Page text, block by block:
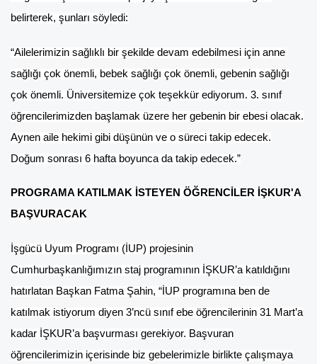
belirterek, şunları söyledi:
“Ailelerimizin sağlıklı bir şekilde devam edebilmesi için anne
sağlığı çok önemli, bebek sağlığı çok önemli, gebenin sağlığı
çok önemli. Üniversitemize çok teşekkür ediyorum. 3. sınıf
öğrencilerimizden başlamak üzere her gebenin bir ebesi olacak.
Aynen aile hekimi gibi düşünün ve o süreci takip edecek.
Doğum sonrası 6 hafta boyunca da takip edecek.”
PROGRAMA KATILMAK İSTEYEN ÖĞRENCİLER İŞKUR'A
BAŞVURACAK
İşgücü Uyum Programı (İUP) projesinin
Cumhurbaşkanlığımızın staj programının İŞKUR’a katıldığını
hatırlatan Başkan Fatma Şahin, “İUP programına ben de
katılmak istiyorum diyen 3’ncü sınıf ebe öğrencilerinin 31 Mart’a
kadar İŞKUR’a başvurması gerekiyor. Başvuran
öğrencilerimizin içerisinde biz gebelerimizle birlikte çalışmaya